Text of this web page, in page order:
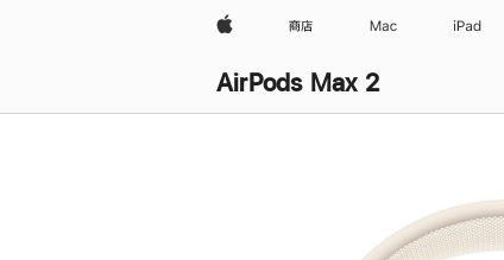
Apple 商店 Mac iPad
AirPods Max 2